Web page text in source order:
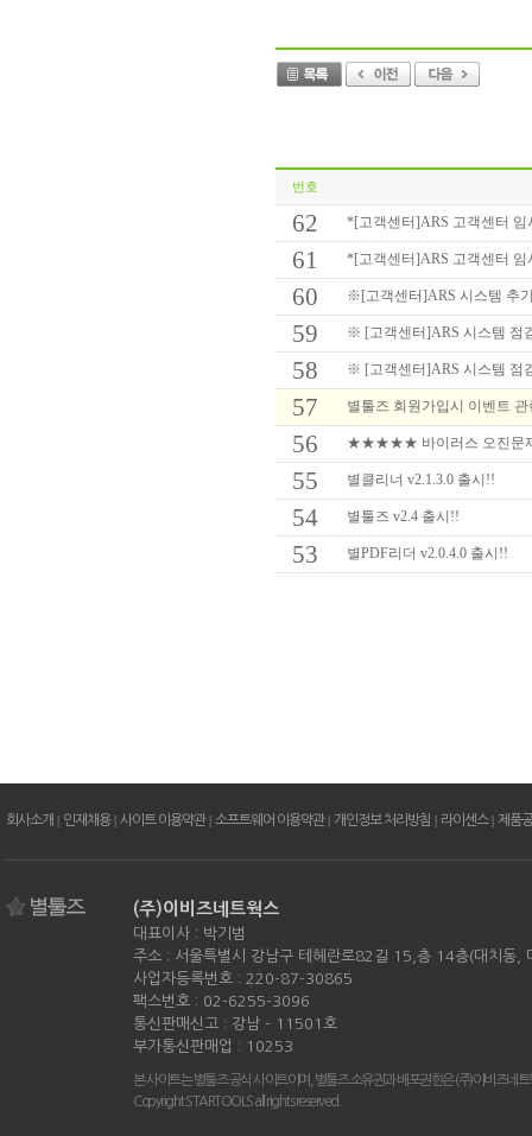
번호
62 *[고객센터]ARS 고객센터 임
61 *[고객센터]ARS 고객센터 임
60 ※[고객센터]ARS 시스템 추
59 ※ [고객센터]ARS 시스템 점
58 ※ [고객센터]ARS 시스템 점
57 별툴즈 회원가입시 이벤트
56 ★★★★★ 바이러스 오진문
55 별클리너 v2.1.3.0 출시!!
54 별툴즈 v2.4 출시!!
53 별PDF리더 v2.0.4.0 출시!!
회사소개 | 인재채용| 사이트 이용약관| 소프트웨어 이용약관| 개인정보 처리방침 | 라이센스| 제품
(주)이비즈네트웍스
대표이사 : 박기범
주소 : 서울특별시 강남구 테헤란로82길 15,층 14층(대치동,
사업자등록번호 : 220-87-30865
팩스번호 : 02-6255-3096
통신판매신고 : 강남 - 11501호
부가통신판매업 : 10253
본 사이트는 별툴즈 공식 사이트이며, 별툴즈 소유권과 배포권한은 (주)이비즈네
Copyright STARTOOLS all rights reserved.